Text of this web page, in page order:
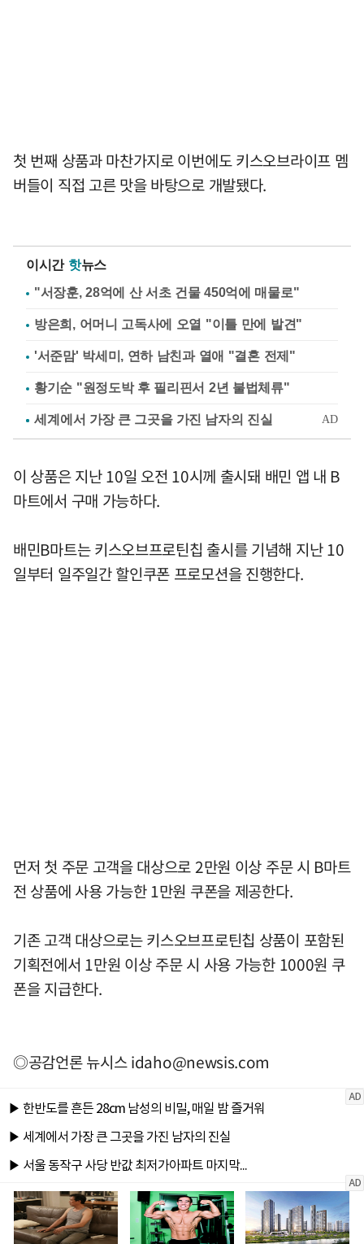
첫 번째 상품과 마찬가지로 이번에도 키스오브라이프 멤
버들이 직접 고른 맛을 바탕으로 개발됐다.
이시간 핫뉴스
"서장훈, 28억에 산 서초 건물 450억에 매물로"
방은희, 어머니 고독사에 오열 "이틀 만에 발견"
'서준맘' 박세미, 연하 남친과 열애 "결혼 전제"
황기순 "원정도박 후 필리핀서 2년 불법체류"
이 상품은 지난 10일 오전 10시께 출시돼 배민 앱 내 B
마트에서 구매 가능하다.
배민B마트는 키스오브프로틴칩 출시를 기념해 지난 10
일부터 일주일간 할인쿠폰 프로모션을 진행한다.
먼저 첫 주문 고객을 대상으로 2만원 이상 주문 시 B마트
전 상품에 사용 가능한 1만원 쿠폰을 제공한다.
기존 고객 대상으로는 키스오브프로틴칩 상품이 포함된
기획전에서 1만원 이상 주문 시 사용 가능한 1000원 쿠
폰을 지급한다.
◎공감언론 뉴시스idaho@newsis.com